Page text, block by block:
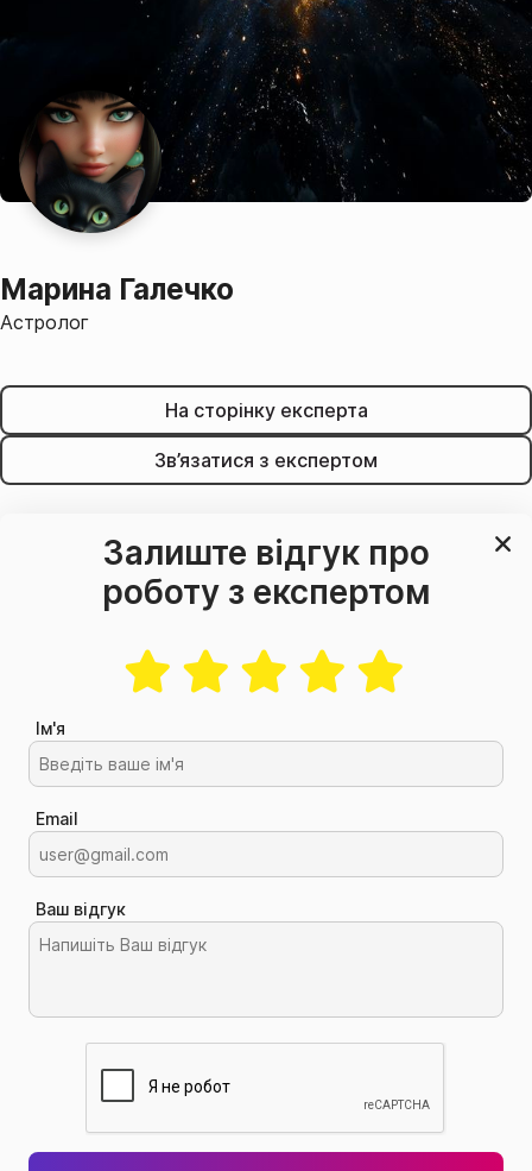
Марина Галечко
Астролог
На сторінку експерта
Зв’язатися з експертом
Залиште відгук про
роботу з експертом
Ім'я
Email
Ваш відгук